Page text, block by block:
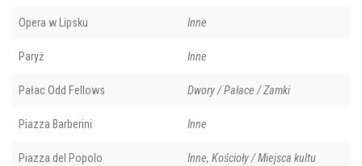
Opera w Lipsku Inne
Paryż Inne
Pałac Odd Fellows Dwory / Pałace / Zamki
Piazza Barberini Inne
Piazza del Popolo Inne, Kościoły / Miejsca kultu